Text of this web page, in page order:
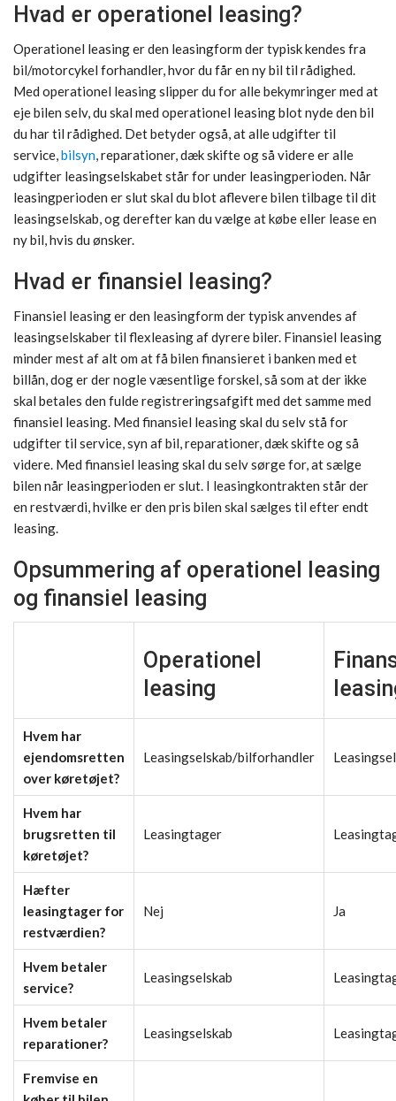
Hvad er operationel leasing?
Operationel leasing er den leasingform der typisk kendes fra
bil/motorcykel forhandler, hvor du får en ny bil til rådighed.
Med operationel leasing slipper du for alle bekymringer med at
eje bilen selv, du skal med operationel leasing blot nyde den bil
du har til rådighed. Det betyder også, at alle udgifter til
service,bilsyn, reparationer, dæk skifte og så videre er alle
udgifter leasingselskabet står for under leasingperioden. Når
leasingperioden er slut skal du blot aflevere bilen tilbage til dit
leasingselskab, og derefter kan du vælge at købe eller lease en
ny bil, hvis du ønsker.
Hvad er finansiel leasing?
Finansiel leasing er den leasingform der typisk anvendes af
leasingselskaber til flexleasing af dyrere biler. Finansiel leasing
minder mest af alt om at få bilen finansieret i banken med et
billån, dog er der nogle væsentlige forskel, så som at der ikke
skal betales den fulde registreringsafgift med det samme med
finansiel leasing. Med finansiel leasing skal du selv stå for
udgifter til service, syn af bil, reparationer, dæk skifte og så
videre. Med finansiel leasing skal du selv sørge for, at sælge
bilen når leasingperioden er slut. I leasingkontrakten står der
en restværdi, hvilke er den pris bilen skal sælges til efter endt
leasing.
Opsummering af operationel leasing
og finansiel leasing
Operationel
leasing
Hvem har
ejendomsretten
over køretøjet?
Leasingselskab/bilforhandler
Hvem har
brugsretten til
køretøjet?
Leasingtager
Hæfter
leasingtager for
restværdien?
Nej Ja
Hvem betaler
service?
Leasingselskab
Hvem betaler
reparationer?
Leasingselskab
Fremvise en